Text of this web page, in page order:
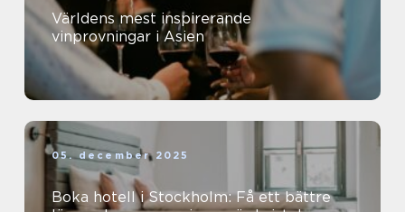
Världens mest inspirerande
vinprovningar i Asien
05. december 2025
Boka hotell i Stockholm: Få ett bättre